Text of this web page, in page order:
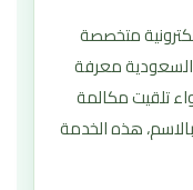
متخصصة
السعودية معرفة
تلقيت مكالمة
هذه الخدمة